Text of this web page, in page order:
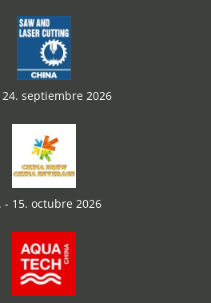
24. septiembre 2026
- 15. octubre 2026